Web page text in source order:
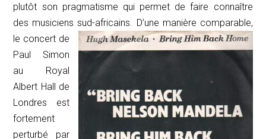
plutôt son pragmatisme qui permet de faire connaître
des musiciens sud-africains. D’une manière comparable,
le concert de
Paul Simon
au Royal
Albert Hall de
Londres est
fortement
perturbé par